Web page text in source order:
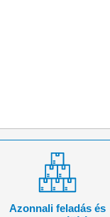
Azonnali feladás és